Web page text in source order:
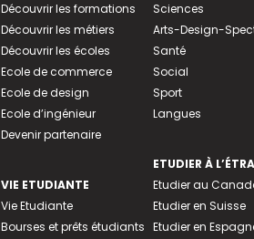
Découvrir les formations
Découvrir les métiers
Découvrir les écoles
Ecole de commerce
Ecole de design
Ecole d’ingénieur
Devenir partenaire
VIE ETUDIANTE
Vie Etudiante
Bourses et prêts étudiants
Sciences
Arts-Design-
Santé
Social
Sport
Langues
ETUDIER À
Etudier au
Etudier en Suisse
Etudier en